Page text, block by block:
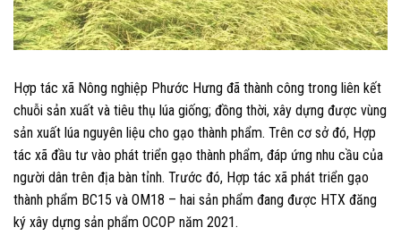
Hợp tác xã Nông nghiệp Phước Hưng đã thành công trong liên kết
chuỗi sản xuất và tiêu thụ lúa giống; đồng thời, xây dựng được vùng
sản xuất lúa nguyên liệu cho gạo thành phẩm. Trên cơ sở đó, Hợp
tác xã đầu tư vào phát triển gạo thành phẩm, đáp ứng nhu cầu của
người dân trên địa bàn tỉnh. Trước đó, Hợp tác xã phát triển gạo
thành phẩm BC15 và OM18 – hai sản phẩm đang được HTX đăng
ký xây dựng sản phẩm OCOP năm 2021.